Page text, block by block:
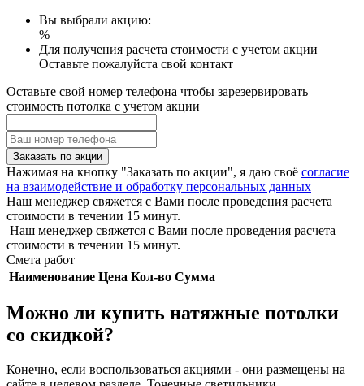
Вы выбрали акцию:
%
Для получения расчета стоимости с учетом акции
Оставьте пожалуйста свой контакт
Оставьте свой номер телефона чтобы зарезервировать
стоимость потолка с учетом акции
Заказать по акции
Нажимая на кнопку "Заказать по акции", я даю своё согласие
на взаимодействие и обработку персональных данных
Наш менеджер свяжется с Вами после проведения расчета
стоимости в течении 15 минут.
Наш менеджер свяжется с Вами после проведения расчета
стоимости в течении 15 минут.
Смета работ
Наименование Цена Кол-во Сумма
Можно ли купить натяжные потолки
со скидкой?
Конечно, если воспользоваться акциями - они размещены на